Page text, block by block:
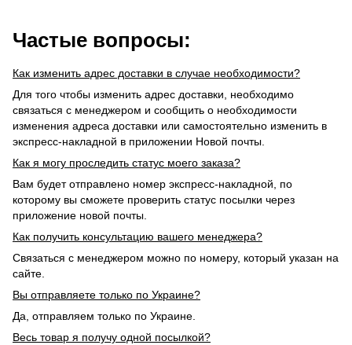
Частые вопросы:
Как изменить адрес доставки в случае необходимости?
Для того чтобы изменить адрес доставки, необходимо
связаться с менеджером и сообщить о необходимости
изменения адреса доставки или самостоятельно изменить в
экспресс-накладной в приложении Новой почты.
Как я могу проследить статус моего заказа?
Вам будет отправлено номер экспресс-накладной, по
которому вы сможете проверить статус посылки через
приложение новой почты.
Как получить консультацию вашего менеджера?
Связаться с менеджером можно по номеру, который указан на
сайте.
Вы отправляете только по Украине?
Да, отправляем только по Украине.
Весь товар я получу одной посылкой?